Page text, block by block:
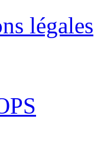
légales